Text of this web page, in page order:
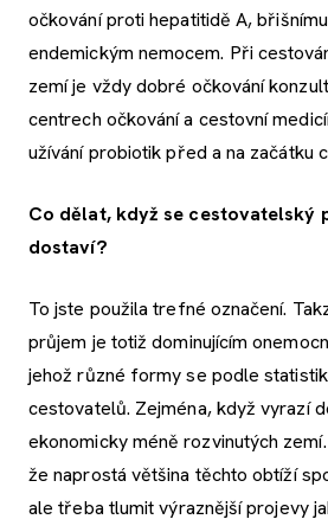
očkování proti hepatitidě A,
endemickým nemocem. Při
zemí je vždy dobré očkování
centrech očkování a cestovní
užívání probiotik před a na začátku
Co dělat, když se cestovatelský
dostaví?
To jste použila trefné označení.
průjem je totiž dominujícím
jehož různé formy se podle
cestovatelů. Zejména, když vyrazí
ekonomicky méně rozvinutých
že naprostá většina těchto obtíží
ale třeba tlumit výraznější projevy